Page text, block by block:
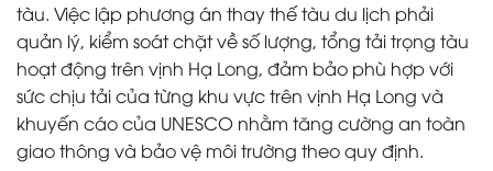
tàu. Việc lập phương án thay thế tàu du lịch phải
quản lý, kiểm soát chặt về số lượng, tổng tải trọng tàu
hoạt động trên vịnh Hạ Long, đảm bảo phù hợp với
sức chịu tải của từng khu vực trên vịnh Hạ Long và
khuyến cáo của UNESCO nhằm tăng cường an toàn
giao thông và bảo vệ môi trường theo quy định.